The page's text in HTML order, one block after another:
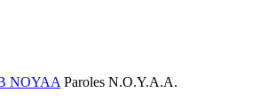
NOYAA Paroles N.O.Y.A.A.